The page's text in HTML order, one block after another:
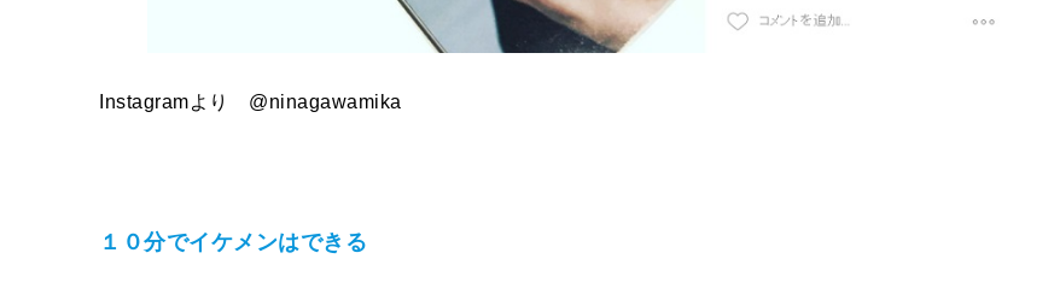
Instagramより @ninagawamika
１０分でイケメンはできる